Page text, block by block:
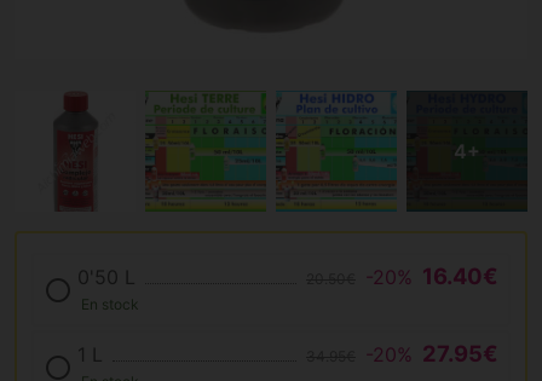
0'50 L -20% 16.40€
En stock
1 L -20% 27.95€